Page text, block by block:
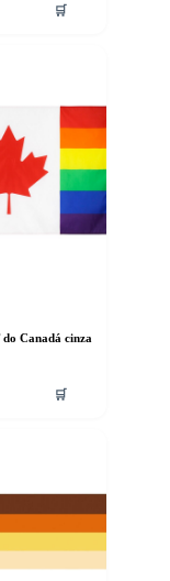
🛒
Canadá cinza
🛒